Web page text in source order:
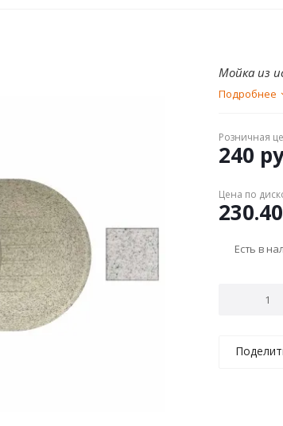
Мойка из
Подробнее
Розничная
240
Цена по
230.40
Есть в